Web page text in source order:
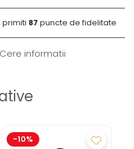
primiti 87 puncte de fidelitate
Cere informatii
-10%